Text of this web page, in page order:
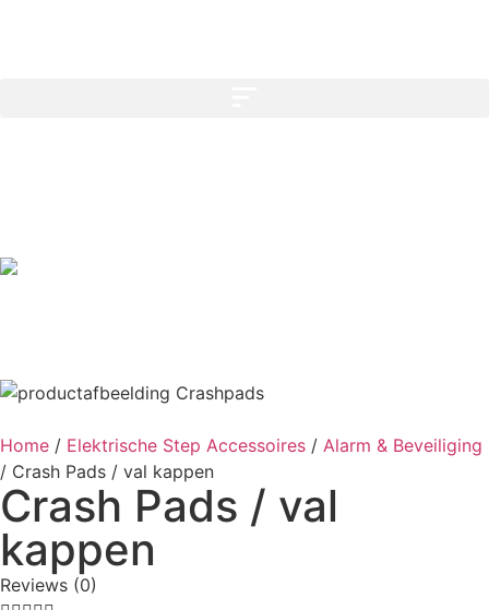
Home / Elektrische Step Accessoires / Alarm & Beveiliging
/ Crash Pads / val kappen
Crash Pads / val
kappen
Reviews (0)